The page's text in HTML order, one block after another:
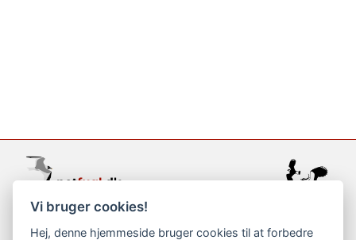
support@netfugl.dk
Vi bruger cookies!
Hej, denne hjemmeside bruger cookies til at forbedre